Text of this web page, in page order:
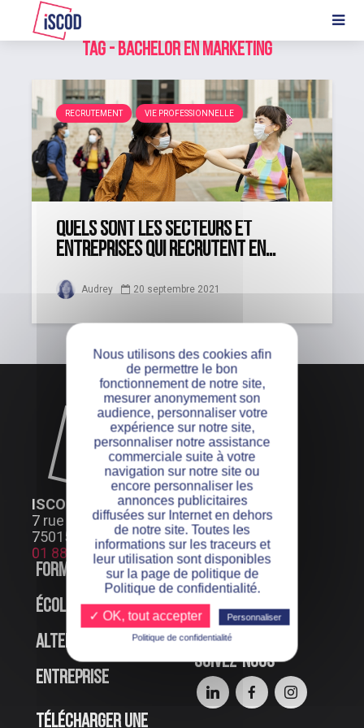
Tag - Bachelor en marketing
RECRUTEMENT VIE PROFESSIONNELLE
Quels sont les secteurs et
entreprises qui recrutent en...
Audrey 20 septembre 2021
ISCOD PARIS
7 rue Henri Bocquillon
75015 Paris
01 88 24 66 99
Formations
École
Alternance
Entreprise
Offres d’emploi
Événements en
ligne
Suivez-nous
Télécharger une
Nous utilisons des cookies afin
de permettre le bon
fonctionnement de notre site,
mesurer anonymement son
audience, personnaliser votre
expérience sur notre site,
personnaliser notre assistance
commerciale suite à votre
navigation sur notre site ou
encore personnaliser les
annonces publicitaires
diffusées sur Internet en dehors
de notre site. Toutes les
informations sur les traceurs et
leur utilisation sont disponibles
sur la page de politique de
Politique de confidentialité.
✓ OK, tout accepter
Personnaliser
Politique de confidentialité